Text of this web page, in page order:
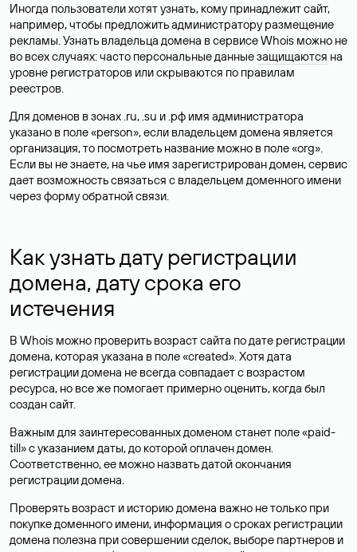
Иногда пользователи хотят узнать, кому принадлежит сайт,
например, чтобы предложить администратору размещение
рекламы. Узнать владельца домена в сервисе Whois можно не
во всех случаях: часто персональные данныезащищаются на
уровне регистраторов или скрываются по правилам
реестров.
Для доменов в зонах .ru, .su и .рф имя администратора
указано в поле «person», если владельцем домена является
организация, то посмотреть название можно в поле «org».
Если вы не знаете, на чье имя зарегистрирован домен, сервис
дает возможность связаться с владельцем доменного имени
через форму обратной связи.
Как узнать дату регистрации
домена, дату срока его
истечения
В Whois можно проверить возраст сайта по дате регистрации
домена, которая указана в поле «created». Хотя дата
регистрации домена не всегда совпадает с возрастом
ресурса, но все же помогает примерно оценить, когда был
создан сайт.
Важным для заинтересованных доменом станет поле «paid-
till» с указанием даты, до которой оплачен домен.
Соответственно, ее можно назвать датой окончания
регистрации домена.
Проверять возраст и историю домена важно не только при
покупке доменного имени, информация о сроках регистрации
домена полезна при совершении сделок, выборе партнеров и